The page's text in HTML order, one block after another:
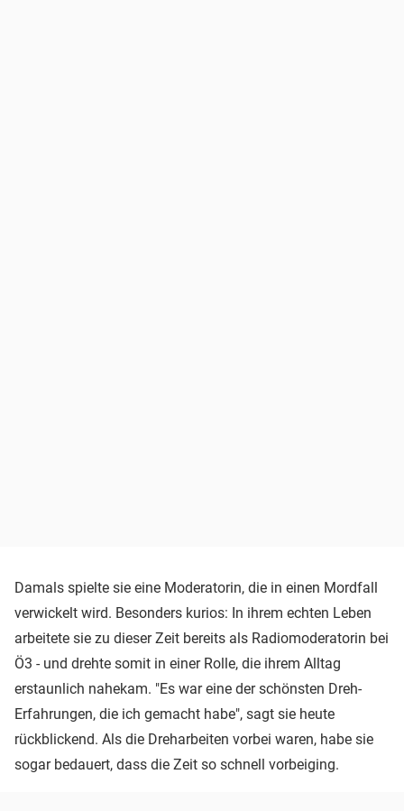
Damals spielte sie eine Moderatorin, die in einen Mordfall
verwickelt wird. Besonders kurios: In ihrem echten Leben
arbeitete sie zu dieser Zeit bereits als Radiomoderatorin bei
Ö3 - und drehte somit in einer Rolle, die ihrem Alltag
erstaunlich nahekam. "Es war eine der schönsten Dreh-
Erfahrungen, die ich gemacht habe", sagt sie heute
rückblickend. Als die Dreharbeiten vorbei waren, habe sie
sogar bedauert, dass die Zeit so schnell vorbeiging.